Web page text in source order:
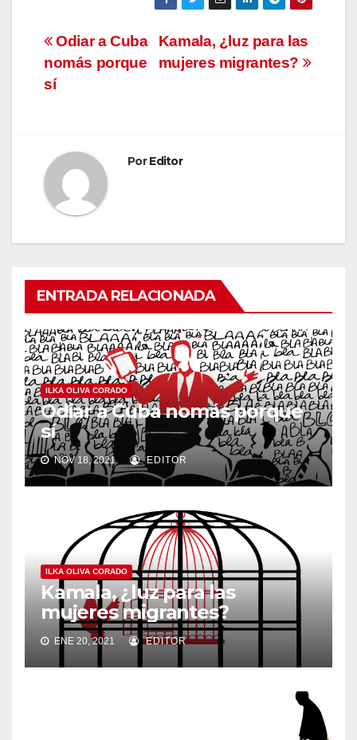
Navegación
de
Kamala, ¿luz para las
mujeres migrantes?
Odiar a Cuba
nomás porque
sí
PorEditor
ENTRADA RELACIONADA
ILKA OLIVA CORADO
Odiar a Cuba nomás porque
sí
NOV 18, 2021 EDITOR
ILKA OLIVA CORADO
Kamala, ¿luz para las
mujeres migrantes?
ENE 20, 2021 EDITOR